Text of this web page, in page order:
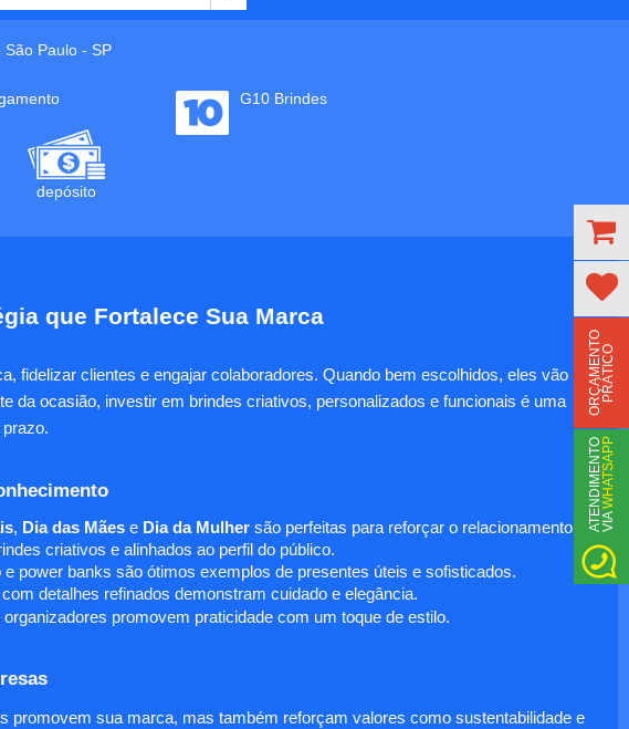
São Paulo - SP
depósito
G10 Brindes
que Fortalece Sua Marca
fidelizar clientes e engajar colaboradores. Quando bem escolhidos, eles vão
da ocasião, investir em brindes criativos, personalizados e funcionais é uma
, Dia das Mães e Dia da Mulher são perfeitas para reforçar o relacionamento
criativos e alinhados ao perfil do público.
power banks são ótimos exemplos de presentes úteis e sofisticados.
detalhes refinados demonstram cuidado e elegância.
promovem praticidade com um toque de estilo.
promovem sua marca, mas também reforçam valores como sustentabilidade e
O
R
Ç
A
M
E
N
T
O
P
R
Á
T
I
CO
A
TE
N
D
I
M
E
N
T
O
V
I
AWHATSAPP